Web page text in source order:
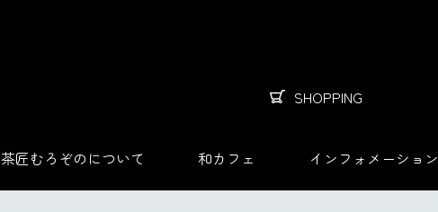
SHOPPING
茶匠むろぞのについて 和カフェ インフォメーション